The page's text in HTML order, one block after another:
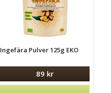
Ingefära Pulver 125g EKO
89 kr